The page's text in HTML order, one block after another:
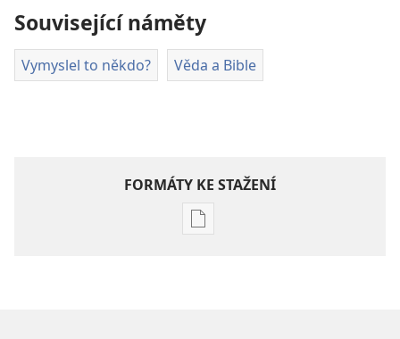
Související náměty
Vymyslel to někdo? Věda a Bible
FORMÁTY KE STAŽENÍ
Formáty